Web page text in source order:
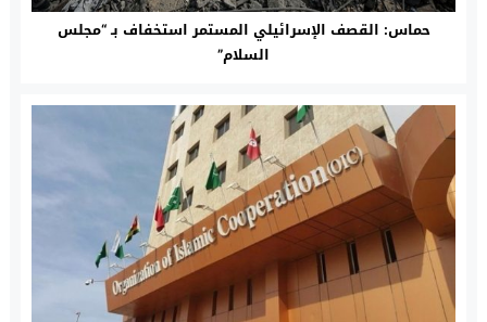
حماس: القصف الإسرائيلي المستمر استخفاف بـ “مجلس
السلام”